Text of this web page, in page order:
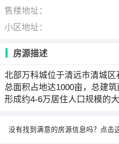
售楼地址：
小区地址：
房源描述
北部万科城位于清远市清城区
总面积占地达1000亩，总建
形成约4-6万居住人口规模的
没有找到满意的房源信息吗？点击